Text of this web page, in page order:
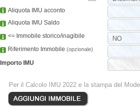
Aliquota IMU acconto
Aliquota IMU Saldo
<= Immobile storico/inagibile
Riferimento Immobile (opzionale)
Importo IMU
Per il Calcolo IMU 2022 e la stampa del